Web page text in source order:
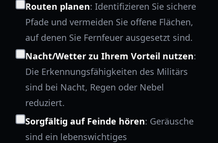
Routen planen: Identifizieren Sie sichere
Pfade und vermeiden Sie offene Flächen,
auf denen Sie Fernfeuer ausgesetzt sind.
Nacht/Wetter zu Ihrem Vorteil nutzen:
Die Erkennungsfähigkeiten des Militärs
sind bei Nacht, Regen oder Nebel
reduziert.
Sorgfältig auf Feinde hören: Geräusche
sind ein lebenswichtiges